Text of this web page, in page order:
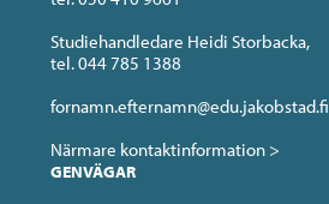
Studiehandledare Heidi Storbacka,
tel. 044 785 1388
fornamn.efternamn@edu.jakobstad.fi
Närmare kontaktinformation >
GENVÄGAR